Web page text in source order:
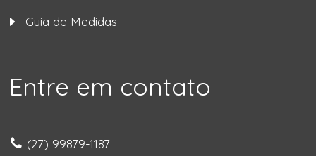
Guia de Medidas
Entre em contato
(27) 99879-1187